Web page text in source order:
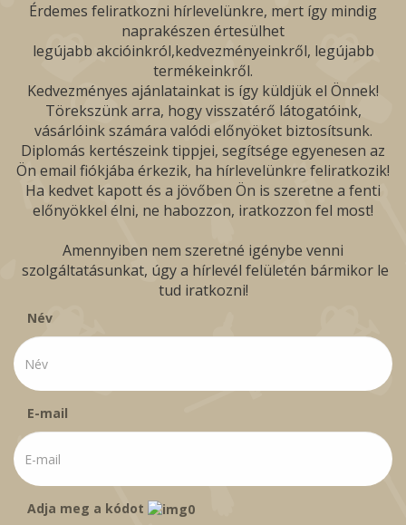
Érdemes feliratkozni hírlevelünkre, mert így mindig
naprakészen értesülhet
legújabb akcióinkról,kedvezményeinkről, legújabb
termékeinkről.
Kedvezményes ajánlatainkat is így küldjük el Önnek!
Törekszünk arra, hogy visszatérő látogatóink,
vásárlóink számára valódi előnyöket biztosítsunk.
Diplomás kertészeink tippjei, segítsége egyenesen az
Ön email fiókjába érkezik, ha hírlevelünkre feliratkozik!
Ha kedvet kapott és a jövőben Ön is szeretne a fenti
előnyökkel élni, ne habozzon, iratkozzon fel most!
Amennyiben nem szeretné igénybe venni
szolgáltatásunkat, úgy a hírlevél felületén bármikor le
tud iratkozni!
Név
E-mail
Adja meg a kódot